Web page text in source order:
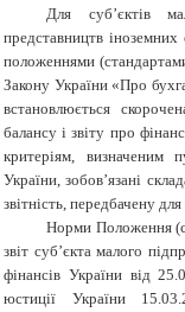
Для суб’єктів
представництв іноземних
положеннями
Закону України «Про
встановлюється
балансу і звіту про
критеріям, визначеним
України, зобов’язані
звітність, передбачену
Норми Положення
звіт суб’єкта малого
фінансів України від
юстиції України